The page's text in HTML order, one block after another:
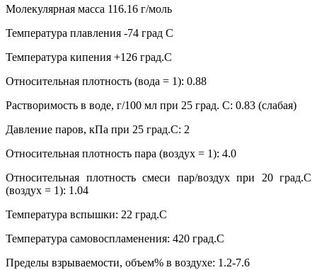
Молекулярная масса 116.16 г/моль
Температура плавления -74 град С
Температура кипения +126 град.С
Относительная плотность (вода = 1): 0.88
Растворимость в воде, г/100 мл при 25 град. C: 0.83 (слабая)
Давление паров, кПа при 25 град.C: 2
Относительная плотность пара (воздух = 1): 4.0
Относительная плотность смеси пар/воздух при 20 град.C
(воздух = 1): 1.04
Температура вспышки: 22 град.C
Температура самовоспламенения: 420 град.C
Пределы взрываемости, объем% в воздухе: 1.2-7.6